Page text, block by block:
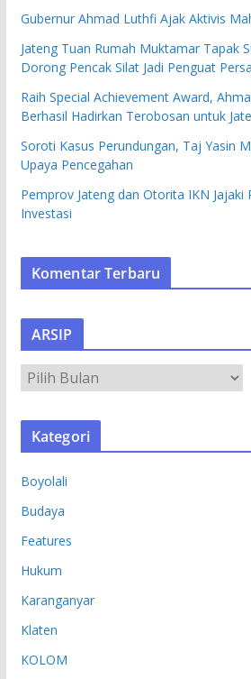
Gubernur Ahmad Luthfi Ajak Aktivis
Jateng Tuan Rumah Muktamar Tapak
Dorong Pencak Silat Jadi Penguat
Raih Special Achievement Award,
Berhasil Hadirkan Terobosan untuk
Soroti Kasus Perundungan, Taj Yasin
Upaya Pencegahan
Pemprov Jateng dan Otorita IKN Jajaki
Investasi
Komentar Terbaru
ARSIP
R
S
Kategori
Boyolali
Budaya
Features
Hukum
Karanganyar
Klaten
KOLOM